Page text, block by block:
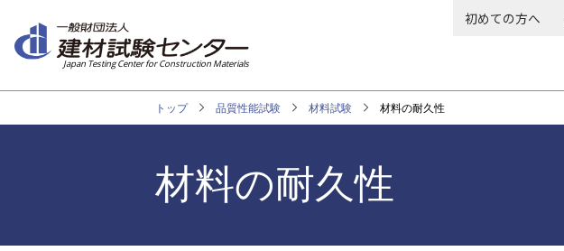
テ
Japan Testing Center for Construction Materials
初めての方へ
トップ 品質性能試験 材料試験 材料の耐久性
材料の耐久性